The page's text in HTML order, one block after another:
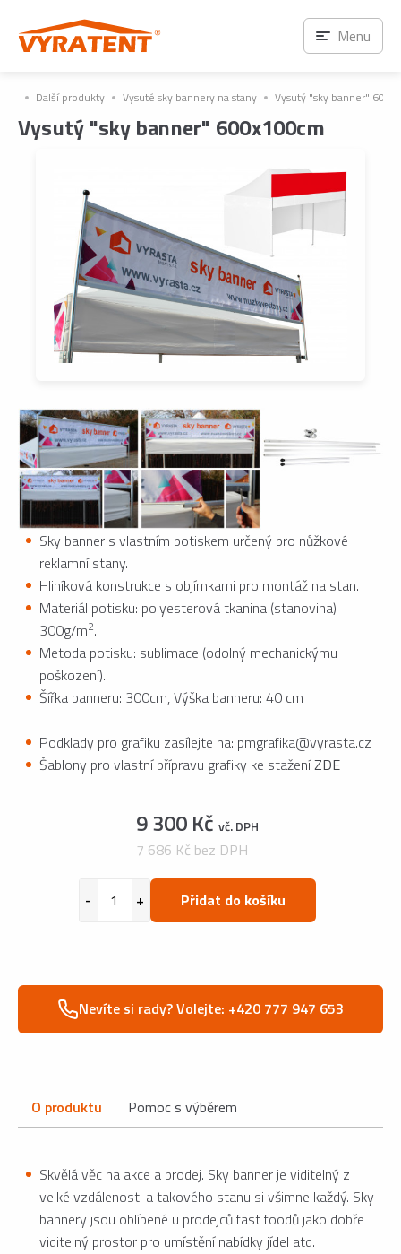
Další produkty Vysuté sky bannery na stany Vysutý "sky banner"
Vysutý "sky banner" 600x100cm
Sky banner s vlastním potiskem určený pro nůžkové
reklamní stany.
Hliníková konstrukce s objímkami pro montáž na stan.
Materiál potisku: polyesterová tkanina (stanovina)
300g/m2.
Metoda potisku: sublimace (odolný mechanickýmu
poškození).
Šířka banneru: 300cm, Výška banneru: 40 cm
Podklady pro grafiku zasílejte na: pmgrafika@vyrasta.cz
Šablony pro vlastní přípravu grafiky ke staženíZDE
9 300 Kč vč. DPH
7 686 Kč bez DPH
Přidat do košíku
Nevíte si rady? Volejte: +420 777 947 653
O produktu Pomoc s výběrem
Skvělá věc na akce a prodej. Sky banner je viditelný z
velké vzdálenosti a takového stanu si všimne každý. Sky
bannery jsou oblíbené u prodejců fast foodů jako dobře
viditelný prostor pro umístění nabídky jídel atd.
Menu